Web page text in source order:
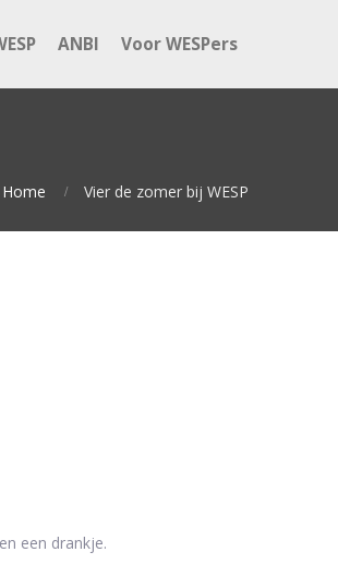
ANBI Voor WESPers
Home Vier de zomer bij WESP
een drankje.